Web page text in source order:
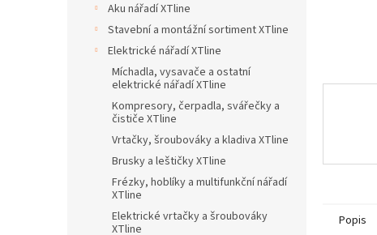
Aku nářadí XTline
Stavební a montážní sortiment XTline
Elektrické nářadí XTline
Míchadla, vysavače a ostatní
elektrické nářadí XTline
Kompresory, čerpadla, svářečky a
čističe XTline
Vrtačky, šroubováky a kladiva XTline
Brusky a leštičky XTline
Frézky, hoblíky a multifunkční nářadí
XTline
Elektrické vrtačky a šroubováky
XTline
Popis